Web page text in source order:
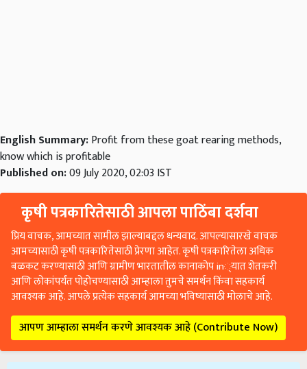
English Summary:Profit from these goat rearing methods,
know which is profitable
Published on:09 July 2020, 02:03 IST
कृषी पत्रकारितेसाठी आपला पाठिंबा दर्शवा
प्रिय वाचक, आमच्यात सामील झाल्याबद्दल धन्यवाद. आपल्यासारखे वाचक
आमच्यासाठी कृषी पत्रकारितेसाठी प्रेरणा आहेत. कृषी पत्रकारितेला अधिक
बळकट करण्यासाठी आणि ग्रामीण भारतातील कानाकोप in्यात शेतकरी
आणि लोकांपर्यंत पोहोचण्यासाठी आम्हाला तुमचे समर्थन किंवा सहकार्य
आवश्यक आहे. आपले प्रत्येक सहकार्य आमच्या भविष्यासाठी मोलाचे आहे.
आपण आम्हाला समर्थन करणे आवश्यक आहे (Contribute Now)